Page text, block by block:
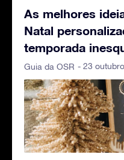
As melhores
Natal
temporada
Guia da OSR - 23